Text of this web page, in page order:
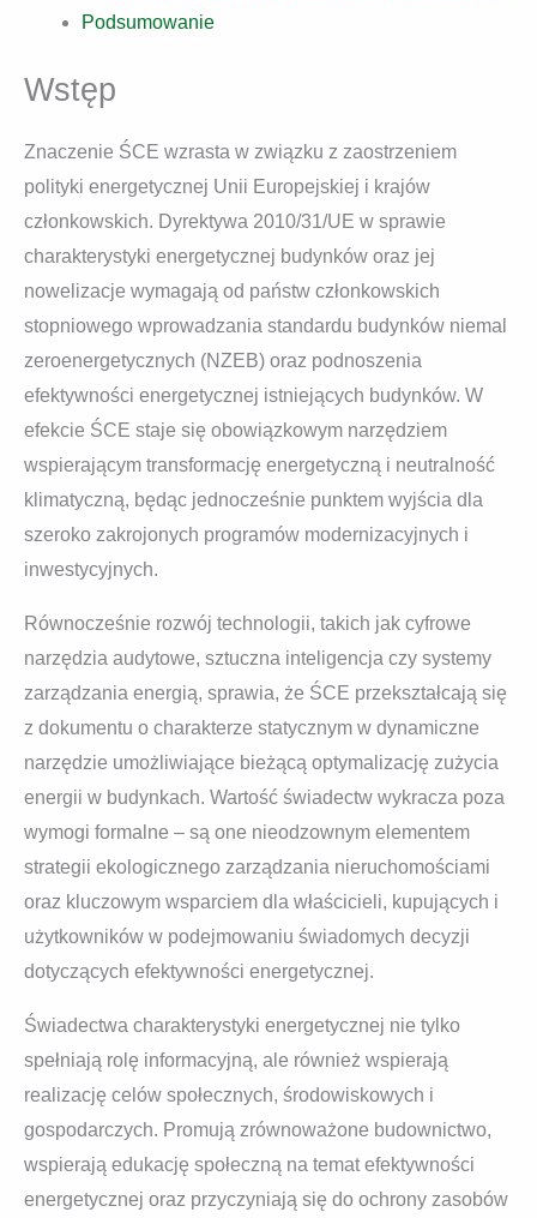
Podsumowanie
Wstęp
Znaczenie ŚCE wzrasta w związku z zaostrzeniem
polityki energetycznej Unii Europejskiej i krajów
członkowskich. Dyrektywa 2010/31/UE w sprawie
charakterystyki energetycznej budynków oraz jej
nowelizacje wymagają od państw członkowskich
stopniowego wprowadzania standardu budynków niemal
zeroenergetycznych (NZEB) oraz podnoszenia
efektywności energetycznej istniejących budynków. W
efekcie ŚCE staje się obowiązkowym narzędziem
wspierającym transformację energetyczną i neutralność
klimatyczną, będąc jednocześnie punktem wyjścia dla
szeroko zakrojonych programów modernizacyjnych i
inwestycyjnych.
Równocześnie rozwój technologii, takich jak cyfrowe
narzędzia audytowe, sztuczna inteligencja czy systemy
zarządzania energią, sprawia, że ŚCE przekształcają się
z dokumentu o charakterze statycznym w dynamiczne
narzędzie umożliwiające bieżącą optymalizację zużycia
energii w budynkach. Wartość świadectw wykracza poza
wymogi formalne – są one nieodzownym elementem
strategii ekologicznego zarządzania nieruchomościami
oraz kluczowym wsparciem dla właścicieli, kupujących i
użytkowników w podejmowaniu świadomych decyzji
dotyczących efektywności energetycznej.
Świadectwa charakterystyki energetycznej nie tylko
spełniają rolę informacyjną, ale również wspierają
realizację celów społecznych, środowiskowych i
gospodarczych. Promują zrównoważone budownictwo,
wspierają edukację społeczną na temat efektywności
energetycznej oraz przyczyniają się do ochrony zasobów